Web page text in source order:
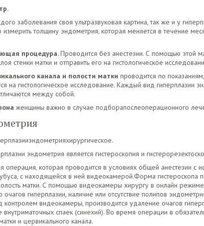
заболевания своя ультразвуковая картина, так же и у
толщину эндометрия, которая меняется в течение
процедура.Проводится без анестезии. С помощью этой
стенки матки и отправить его на гистологическое
канала и полости матки проводится по
на гистологическое исследование. Каждый вид гиперплазии
между собой.
женщины важно в случае подборапослеоперационного
эндометрия является гистероскопия и
операция, которая проводится в условиях общей анестезии с
с находящейся в ней видеокамерой.Форма гистероскопа
матки. С помощью видеокамеры хирургу в онлайн
гиперплазии, наличие или отсутствие полипов
контролем видеокамеры, производится удаление очагов
спаек (синехий). Во время операции в
и цервикального канала.